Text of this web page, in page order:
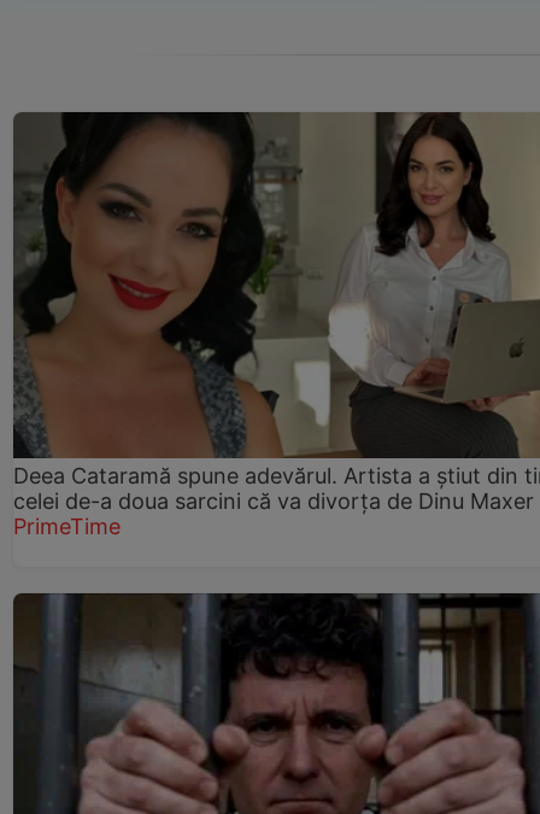
Deea Cataramă spune adevărul. Artista a știut din
celei de-a doua sarcini că va divorța de Dinu Maxer
PrimeTime